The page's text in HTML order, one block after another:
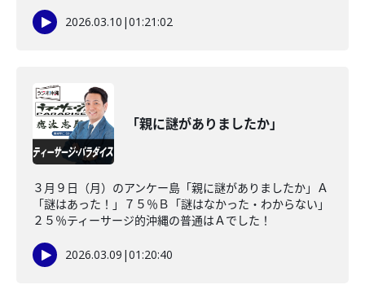
2026.03.10 |01:21:02
「親に謎がありましたか」
３月９日（月）のアンケー島「親に謎がありましたか」Ａ
「謎はあった！」７５％Ｂ「謎はなかった・わからない」
２５％ティーサージ的沖縄の普通はＡでした！
2026.03.09 |01:20:40